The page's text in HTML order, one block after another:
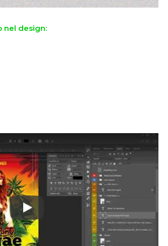
nel design:
Play: Keynote (Google I/O '18)